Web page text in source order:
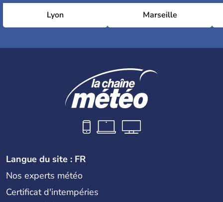
Lyon Marseille
Langue du site : FR
Nos experts météo
Certificat d'intempéries